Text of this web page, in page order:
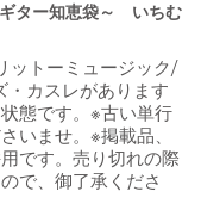
ター知恵袋～ いちむ
ットーミュージック/
・カスレがあります
態です。※古い単行
いませ。※掲載品、
です。売り切れの際
で、御了承くださ